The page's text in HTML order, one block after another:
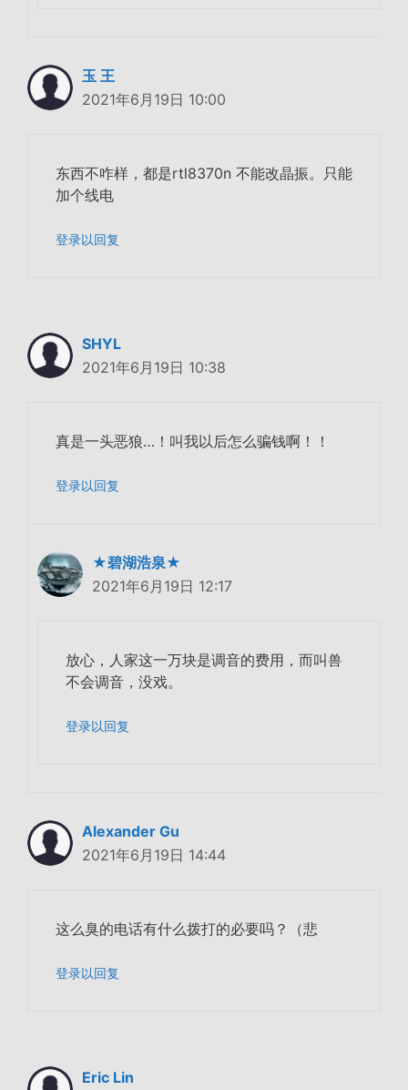
玉 王
2021年6月19日 10:00
东西不咋样，都是rtl8370n 不能改晶振。只能
加个线电
登录以回复
SHYL
2021年6月19日 10:38
真是一头恶狼…！叫我以后怎么骗钱啊！！
登录以回复
★碧湖浩泉★
2021年6月19日 12:17
放心，人家这一万块是调音的费用，而叫兽
不会调音，没戏。
登录以回复
Alexander Gu
2021年6月19日 14:44
这么臭的电话有什么拨打的必要吗 ？ （悲
登录以回复
Eric Lin